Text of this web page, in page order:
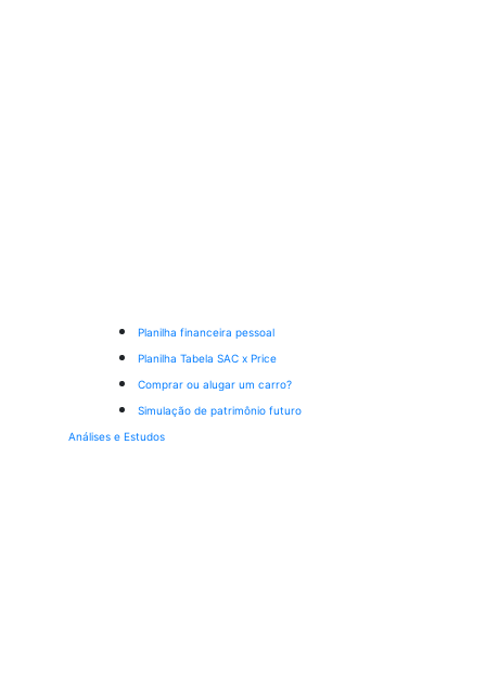
Planilha financeira pessoal
Planilha Tabela SAC x Price
Comprar ou alugar um carro?
Simulação de patrimônio futuro
Análises e Estudos